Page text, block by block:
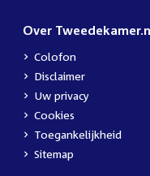
Over
Colofon
Disclaimer
Uw privacy
Cookies
Toegankelijkheid
Sitemap